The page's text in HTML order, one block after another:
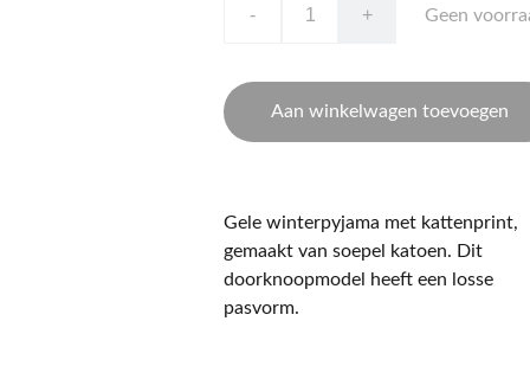
- + Geen
Aan winkelwagen toevoegen
Gele winterpyjama met kattenprint,
gemaakt van soepel katoen. Dit
doorknoopmodel heeft een losse
pasvorm.